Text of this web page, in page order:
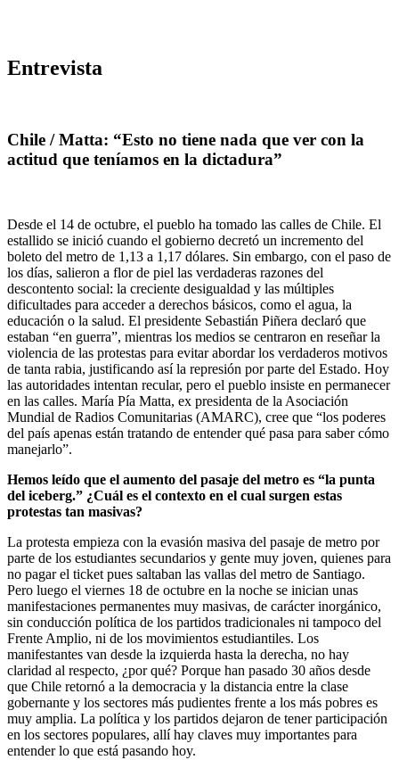
Entrevista
Chile / Matta: “Esto no tiene nada que ver con la
actitud que teníamos en la dictadura”
Desde el 14 de octubre, el pueblo ha tomado las calles de Chile. El
estallido se inició cuando el gobierno decretó un incremento del
boleto del metro de 1,13 a 1,17 dólares. Sin embargo, con el paso de
los días, salieron a flor de piel las verdaderas razones del
descontento social: la creciente desigualdad y las múltiples
dificultades para acceder a derechos básicos, como el agua, la
educación o la salud. El presidente Sebastián Piñera declaró que
estaban “en guerra”, mientras los medios se centraron en reseñar la
violencia de las protestas para evitar abordar los verdaderos motivos
de tanta rabia, justificando así la represión por parte del Estado. Hoy
las autoridades intentan recular, pero el pueblo insiste en permanecer
en las calles. María Pía Matta, ex presidenta de la Asociación
Mundial de Radios Comunitarias (AMARC), cree que “los poderes
del país apenas están tratando de entender qué pasa para saber cómo
manejarlo”.
Hemos leído que el aumento del pasaje del metro es “la punta
del iceberg.” ¿Cuál es el contexto en el cual surgen estas
protestas tan masivas?
La protesta empieza con la evasión masiva del pasaje de metro por
parte de los estudiantes secundarios y gente muy joven, quienes para
no pagar el ticket pues saltaban las vallas del metro de Santiago.
Pero luego el viernes 18 de octubre en la noche se inician unas
manifestaciones permanentes muy masivas, de carácter inorgánico,
sin conducción política de los partidos tradicionales ni tampoco del
Frente Amplio, ni de los movimientos estudiantiles. Los
manifestantes van desde la izquierda hasta la derecha, no hay
claridad al respecto, ¿por qué? Porque han pasado 30 años desde
que Chile retornó a la democracia y la distancia entre la clase
gobernante y los sectores más pudientes frente a los más pobres es
muy amplia. La política y los partidos dejaron de tener participación
en los sectores populares, allí hay claves muy importantes para
entender lo que está pasando hoy.